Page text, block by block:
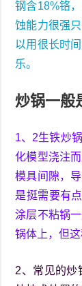
钢含18%铬
蚀能力很强
以用很长时
乐。
炒锅一般
1、2生铁炒
化模型浇注
模具间隙，
是挺需要有
涂层不粘锅
锅体上，但这
2、常见的炒